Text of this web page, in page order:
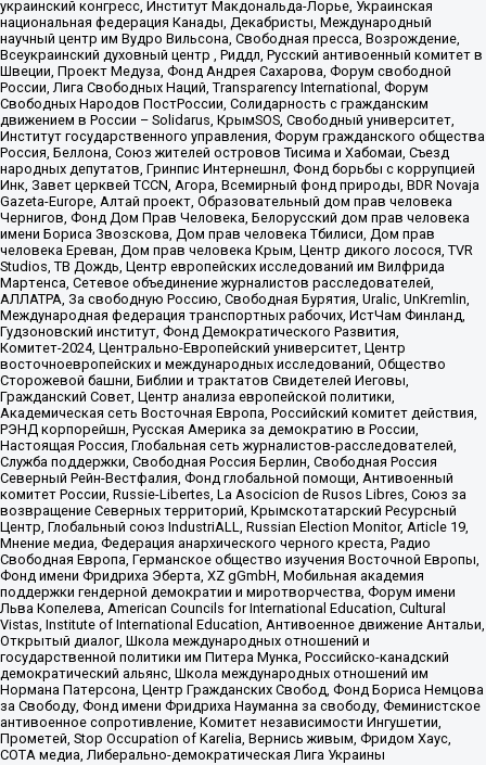
украинский конгресс, Институт Макдональда-Лорье, Украинская
национальная федерация Канады, Декабристы, Международный
научный центр им Вудро Вильсона, Свободная пресса, Возрождение,
Всеукраинский духовный центр , Риддл, Русский антивоенный комитет в
Швеции, Проект Медуза, Фонд Андрея Сахарова, Форум свободной
России, Лига Свободных Наций, Transparеncy International, Форум
Свободных Народов ПостРоссии, Солидарность с гражданским
движением в России – Solidarus, КрымSOS, Свободный университет,
Институт государственного управления, Форум гражданского общества
Россия, Беллона, Союз жителей островов Тисима и Хабомаи, Съезд
народных депутатов, Гринпис Интернешнл, Фонд борьбы с коррупцией
Инк, Завет церквей TCCN, Агора, Всемирный фонд природы, BDR Novaja
Gazeta-Europe, Алтай проект, Образовательный дом прав человека
Чернигов, Фонд Дом Прав Человека, Белорусский дом прав человека
имени Бориса Звозскова, Дом прав человека Тбилиси, Дом прав
человека Ереван, Дом прав человека Крым, Центр дикого лосося, TVR
Studios, ТВ Дождь, Центр европейских исследований им Вилфрида
Мартенса, Сетевое объединение журналистов расследователей,
АЛЛАТРА, За свободную Россию, Свободная Бурятия, Uralic, UnKremlin,
Международная федерация транспортных рабочих, ИстЧам Финланд,
Гудзоновский институт, Фонд Демократического Развития,
Комитет-2024, Центрально-Европейский университет, Центр
восточноевропейских и международных исследований, Общество
Сторожевой башни, Библии и трактатов Свидетелей Иеговы,
Гражданский Совет, Центр анализа европейской политики,
Академическая сеть Восточная Европа, Российский комитет действия,
РЭНД корпорейшн, Русская Америка за демократию в России,
Настоящая Россия, Глобальная сеть журналистов-расследователей,
Служба поддержки, Свободная Россия Берлин, Свободная Россия
Северный Рейн-Вестфалия, Фонд глобальной помощи, Антивоенный
комитет России, Russie-Libertes, La Asocicion de Rusos Libres, Союз за
возвращение Северных территорий, Крымскотатарский Ресурсный
Центр, Глобальный союз IndustriALL, Russian Election Monitor, Article 19,
Мнение медиа, Федерация анархического черного креста, Радио
Свободная Европа, Германское общество изучения Восточной Европы,
Фонд имени Фридриха Эберта, XZ gGmbH, Мобильная академия
поддержки гендерной демократии и миротворчества, Форум имени
Льва Копелева, American Councils for International Education, Cultural
Vistas, Institute of International Education, Антивоенное движение Антальи,
Открытый диалог, Школа международных отношений и
государственной политики им Питера Мунка, Российско-канадский
демократический альянс, Школа международных отношений им
Нормана Патерсона, Центр Гражданских Свобод, Фонд Бориса Немцова
за Свободу, Фонд имени Фридриха Науманна за свободу, Феминистское
антивоенное сопротивление, Комитет независимости Ингушетии,
Прометей, Stop Occupation of Karelia, Вернись живым, Фридом Хаус,
СОТА медиа, Либерально-демократическая Лига Украины